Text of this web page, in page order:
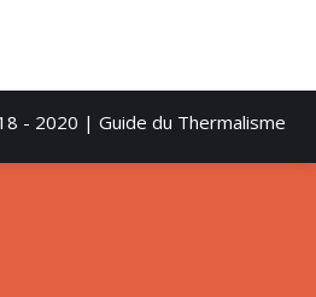
- 2020 | Guide du Thermalisme